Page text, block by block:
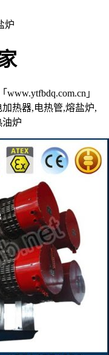
」
热器,电热管,熔盐炉,
油炉